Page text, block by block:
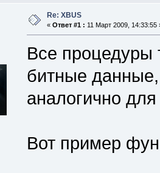
#ifdef
#define
#else
#define
#endif
extern "C"
void
data);
Re: XBUS
« Ответ #1 : 11 Март 2009, 14:33:55
Все процедуры
битные
аналогично
Вот пример